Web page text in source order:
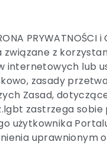
PRYWATNOŚCI
związane z
internetowych lub
zasady
Zasad,
zastrzega
użytkownika
uprawnionym